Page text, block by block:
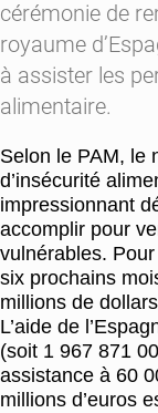
cérémonie de
royaume
à assister les
alimentaire.
Selon le PAM, le
d’insécurité
impressionnant
accomplir pour
vulnérables.
six prochains
millions de
L’aide de
(soit 1 967 871
assistance à 60
millions d’euros